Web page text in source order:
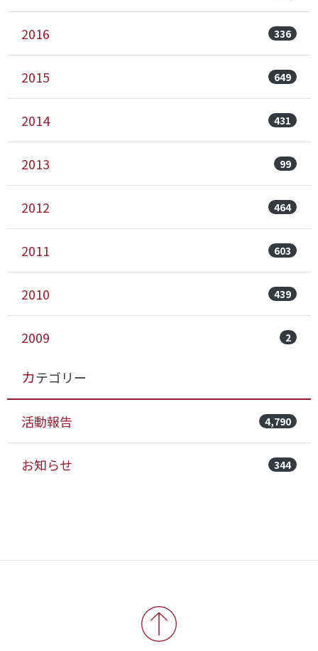
2016 336
2015 649
2014 431
2013 99
2012 464
2011 603
2010 439
2009 2
カテゴリー
活動報告 4,790
お知らせ 344